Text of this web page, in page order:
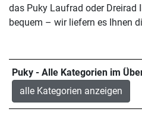
das Puky Laufrad oder Dreirad
bequem – wir liefern es Ihnen
Puky - Alle Kategorien im
alle Kategorien anzeigen